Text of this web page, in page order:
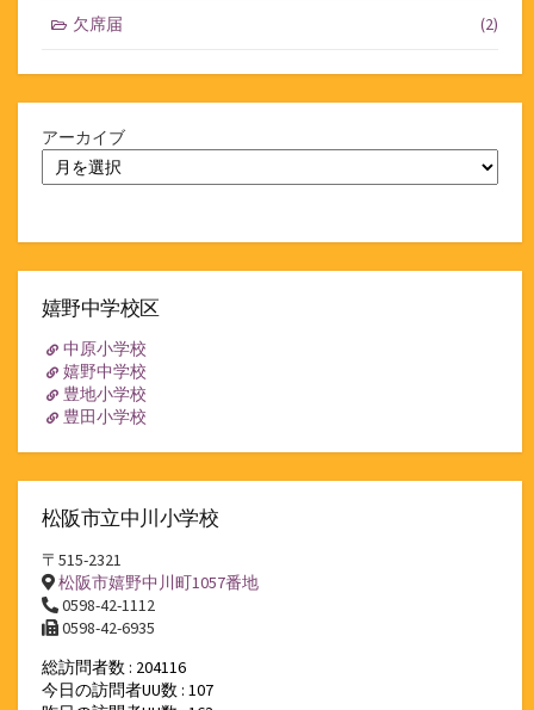
欠席届 (2)
アーカイブ
嬉野中学校区
中原小学校
嬉野中学校
豊地小学校
豊田小学校
松阪市立中川小学校
〒515-2321
松阪市嬉野中川町1057番地
0598-42-1112
0598-42-6935
総訪問者数 : 204116
今日の訪問者UU数 : 107